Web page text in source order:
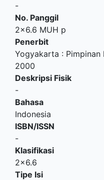
-
No. Panggil
2x6.6 MUH p
Penerbit
Yogyakarta : Pimpinan
2000
Deskripsi Fisik
-
Bahasa
Indonesia
ISBN/ISSN
-
Klasifikasi
2x6.6
Tipe Isi